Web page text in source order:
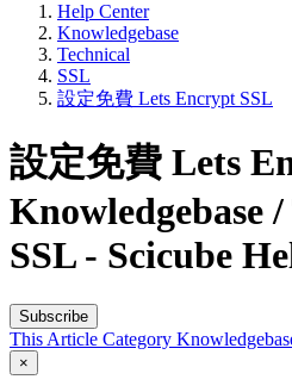
Help Center
Knowledgebase
Technical
SSL
設定免費 Lets Encrypt SSL
設定免費 Lets
Knowledgebase
SSL - Scicube
Subscribe
This Article Category
×